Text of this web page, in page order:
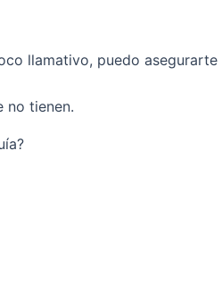
llamativo, puedo
no tienen.